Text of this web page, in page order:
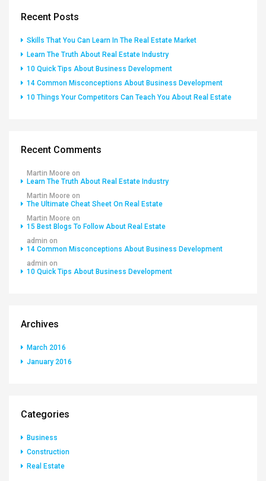
Recent Posts
Skills That You Can Learn In The Real Estate Market
Learn The Truth About Real Estate Industry
10 Quick Tips About Business Development
14 Common Misconceptions About Business Development
10 Things Your Competitors Can Teach You About Real Estate
Recent Comments
Martin Moore on
Learn The Truth About Real Estate Industry
Martin Moore on
The Ultimate Cheat Sheet On Real Estate
Martin Moore on
15 Best Blogs To Follow About Real Estate
admin on
14 Common Misconceptions About Business Development
admin on
10 Quick Tips About Business Development
Archives
March 2016
January 2016
Categories
Business
Construction
Real Estate